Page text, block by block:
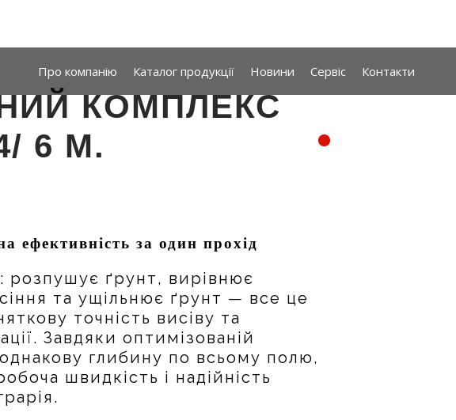
Про компанію Каталог продукції Новини Сервіс Контакти
КОМПЛЕКС
6 М.
за один прохід
розпушує ґрунт, вирівнює
та ущільнює ґрунт — все це
точність висіву та
Завдяки оптимізованій
однакову глибину по всьому полю,
швидкість і надійність